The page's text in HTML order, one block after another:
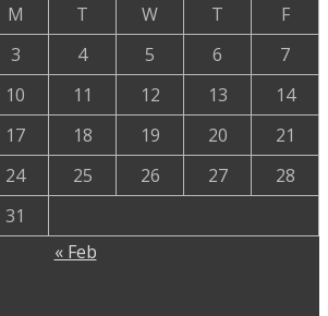
M T W T
F
3 4 5 6
7
10 11 12 13
14
17 18 19 20
21
24 25 26 27
28
31
« Feb